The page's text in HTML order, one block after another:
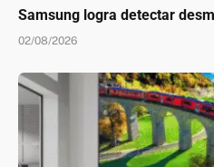
Samsung logra detectar
02/08/2026